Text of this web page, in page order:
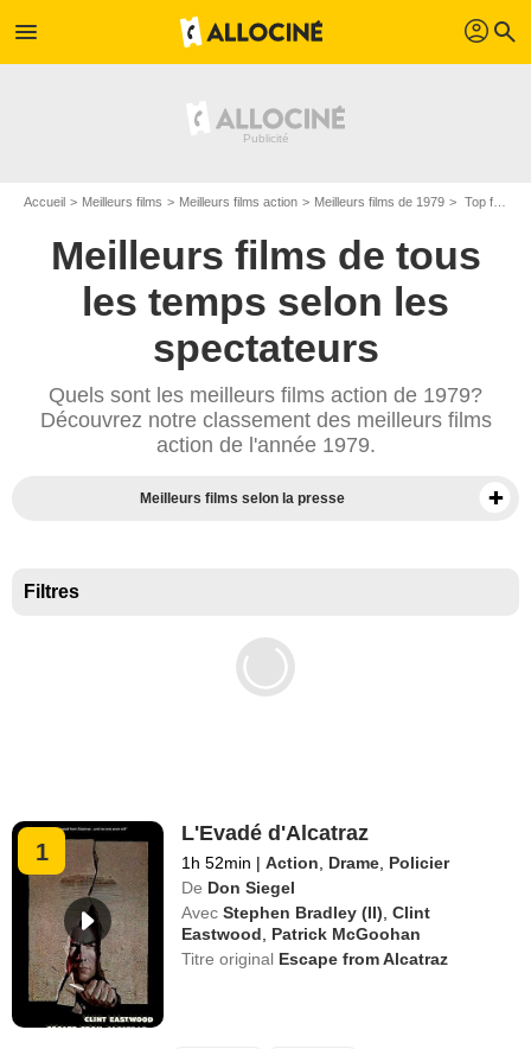
menu profil search
Accueil Meilleurs films Meilleurs films action Meilleurs films de 1979 Top films action de 1979
Meilleurs films de tous
les temps selon les
spectateurs
Quels sont les meilleurs films action de 1979?
Découvrez notre classement des meilleurs films
action de l'année 1979.
Meilleurs films selon la presse
Filtres
1
L'Evadé d'Alcatraz
1h 52min | Action Drame Policier
De Don Siegel
Avec Stephen Bradley (II) ,Clint
Eastwood
Patrick McGoohan
Titre original Escape from Alcatraz